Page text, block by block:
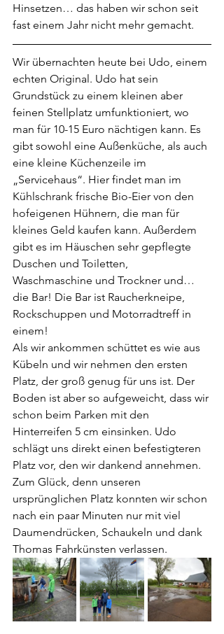
Hinsetzen… das haben wir schon seit
fast einem Jahr nicht mehr gemacht.
Wir übernachten heute bei Udo, einem
echten Original. Udo hat sein
Grundstück zu einem kleinen aber
feinen Stellplatz umfunktioniert, wo
man für 10-15 Euro nächtigen kann. Es
gibt sowohl eine Außenküche, als auch
eine kleine Küchenzeile im
„Servicehaus“. Hier findet man im
Kühlschrank frische Bio-Eier von den
hofeigenen Hühnern, die man für
kleines Geld kaufen kann. Außerdem
gibt es im Häuschen sehr gepflegte
Duschen und Toiletten,
Waschmaschine und Trockner und…
die Bar! Die Bar ist Raucherkneipe,
Rockschuppen und Motorradtreff in
einem!
Als wir ankommen schüttet es wie aus
Kübeln und wir nehmen den ersten
Platz, der groß genug für uns ist. Der
Boden ist aber so aufgeweicht, dass wir
schon beim Parken mit den
Hinterreifen 5 cm einsinken. Udo
schlägt uns direkt einen befestigteren
Platz vor, den wir dankend annehmen.
Zum Glück, denn unseren
ursprünglichen Platz konnten wir schon
nach ein paar Minuten nur mit viel
Daumendrücken, Schaukeln und dank
Thomas Fahrkünsten verlassen.